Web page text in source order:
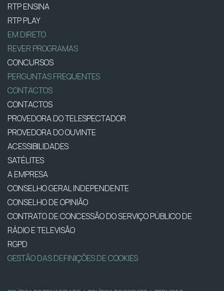
RTP ENSINA
RTP PLAY
EM DIRETO
REVER PROGRAMAS
CONCURSOS
PERGUNTAS FREQUENTES
CONTACTOS
CONTACTOS
PROVEDORA DO TELESPECTADOR
PROVEDORA DO OUVINTE
ACESSIBILIDADES
SATÉLITES
A EMPRESA
CONSELHO GERAL INDEPENDENTE
CONSELHO DE OPINIÃO
CONTRATO DE CONCESSÃO DO SERVIÇO PÚBLICO DE
RÁDIO E TELEVISÃO
RGPD
GESTÃO DAS DEFINIÇÕES DE COOKIES